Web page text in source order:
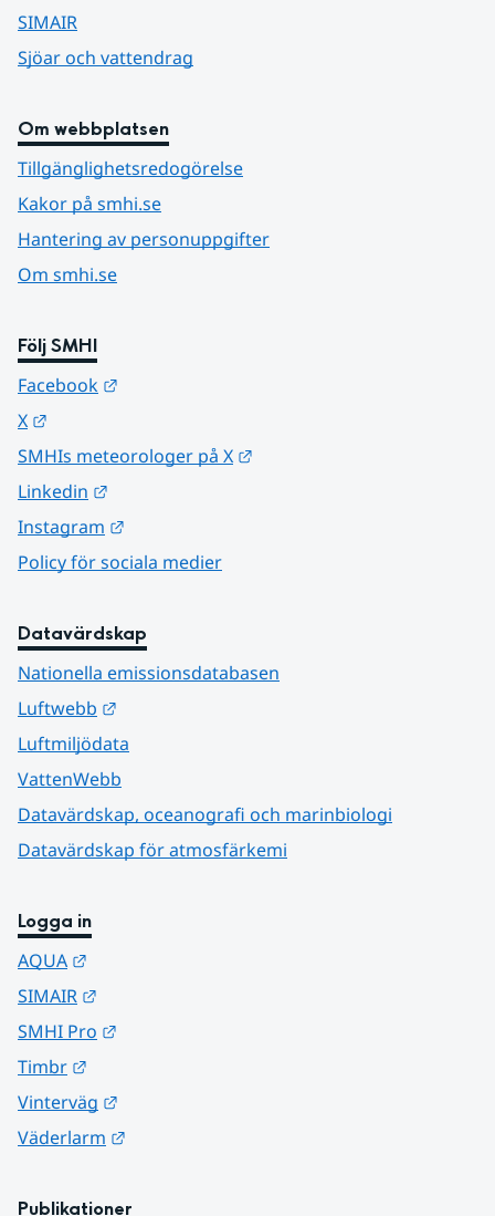
SIMAIR
Sjöar och vattendrag
Om webbplatsen
Tillgänglighetsredogörelse
Kakor på smhi.se
Hantering av personuppgifter
Om smhi.se
Följ SMHI
Facebook
X
SMHIs meteorologer på X
Linkedin
Instagram
Policy för sociala medier
Datavärdskap
Nationella emissionsdatabasen
Luftwebb
Luftmiljödata
VattenWebb
Datavärdskap, oceanografi och marinbiologi
Datavärdskap för atmosfärkemi
Logga in
AQUA
SIMAIR
SMHI Pro
Timbr
Vinterväg
Väderlarm
Publikationer